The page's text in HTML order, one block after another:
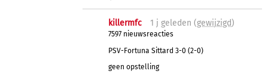
killermfc 1 j geleden (gewijzigd)
7597 nieuwsreacties
PSV-Fortuna Sittard 3-0 (2-0)
geen opstelling